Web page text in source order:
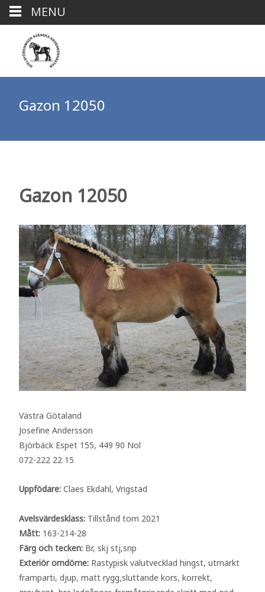
Gazon 12050
Gazon 12050
Västra Götaland
Josefine Andersson
Björbäck Espet 155, 449 90 Nol
072-222 22 15
Uppfödare: Claes Ekdahl, Vrigstad
Avelsvärdesklass: Tillstånd tom 2021
Mått: 163-214-28
Färg och tecken: Br, skj stj,snp
Exteriör omdöme: Rastypisk välutvecklad hingst, utmärkt
framparti, djup, matt rygg,sluttande kors, korrekt,
MENU